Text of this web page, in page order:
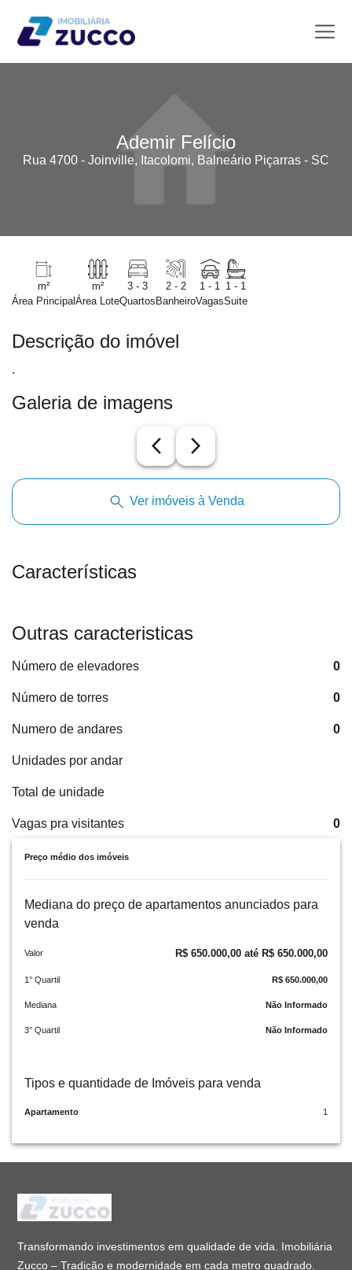
Ademir Felício
Rua 4700 - Joinville, Itacolomi, Balneário Piçarras - SC
m²
Área Principal
m²
Área Lote
3 - 3
Quartos
2 - 2
Banheiro
1 - 1
Vagas
1 - 1
Suite
Descrição do imóvel
.
Galeria de imagens
arrow_back_ios_new arrow_forward_ios
Ver imóveis à Venda
Características
Outras caracteristicas
Número de elevadores 0
Número de torres 0
Numero de andares 0
Unidades por andar
Total de unidade
Vagas pra visitantes 0
Preço médio dos imóveis
Mediana do preço de apartamentos anunciados para
venda
Valor R$ 650.000,00 até R$ 650.000,00
1° Quartil R$ 650.000,00
Mediana Não Informado
3° Quartil Não Informado
Tipos e quantidade de Imóveis para venda
Apartamento 1
Transformando investimentos em qualidade de vida. Imobiliária
Zucco – Tradição e modernidade em cada metro quadrado.